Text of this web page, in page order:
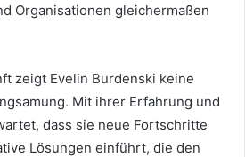
Organisationen gleichermaßen
zeigt Evelin Burdenski keine
Mit ihrer Erfahrung und
dass sie neue Fortschritte
Lösungen einführt, die den